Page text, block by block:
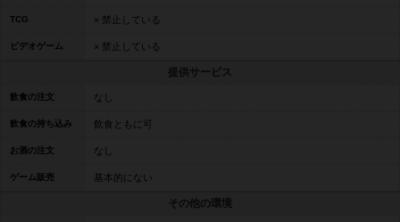
TCG × 禁止している
ビデオゲーム × 禁止している
提供サービス
飲食の注文 なし
飲食の持ち込み 飲食ともに可
お酒の注文 なし
ゲーム販売 基本的にない
その他の環境